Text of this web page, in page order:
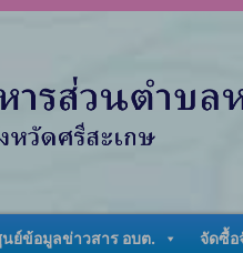
ย์ข้อมูลข่าวสาร อบต. จัดซื้อ